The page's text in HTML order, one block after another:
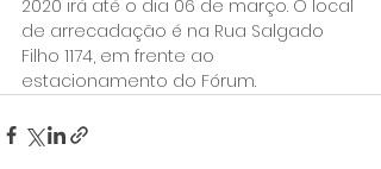
2020 irá até o dia 06 de março. O local
de arrecadação é na Rua Salgado
Filho 1174, em frente ao
estacionamento do Fórum.